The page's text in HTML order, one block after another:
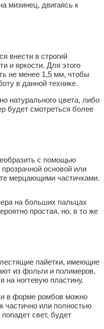
мизинец, двигаясь к
внести в строгий
и яркости. Для этого
не менее 1,5 мм, чтобы
в данной технике.
натурального цвета, либо
будет смотреться более
с помощью
основой или
мерцающими частичками.
на больших пальцах
простая, но, в то же
пайетки, имеющие
из фольги и полимеров,
на ногтевую пластину.
в форме ромбов можно
частично или полностью
свет, будет